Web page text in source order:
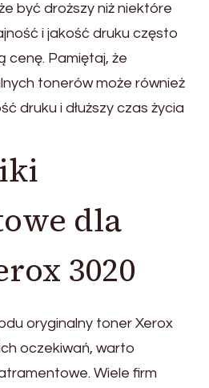
być droższy niż niektóre
i jakość druku często
cenę. Pamiętaj, że
tonerów może również
druku i dłuższy czas życia
dla
3020
oryginalny toner Xerox
oczekiwań, warto
Wiele firm